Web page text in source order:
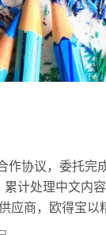
作协议，委托完
计处理中文内
应商，欧得宝以
业团队打造优